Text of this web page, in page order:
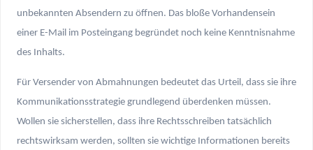
unbekannten Absendern zu öffnen. Das bloße Vorhandensein
einer E-Mail im Posteingang begründet noch keine Kenntnisnahme
des Inhalts.
Für Versender von Abmahnungen bedeutet das Urteil, dass sie ihre
Kommunikationsstrategie grundlegend überdenken müssen.
Wollen sie sicherstellen, dass ihre Rechtsschreiben tatsächlich
rechtswirksam werden, sollten sie wichtige Informationen bereits